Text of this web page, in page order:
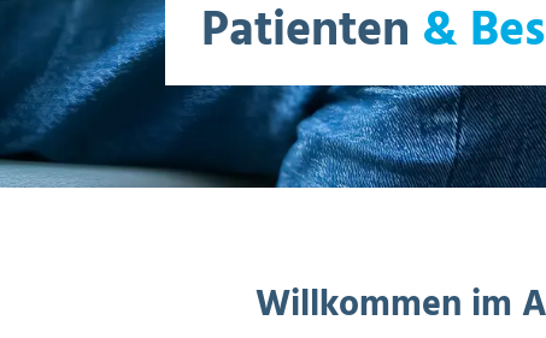
Patienten &
Willkommen im